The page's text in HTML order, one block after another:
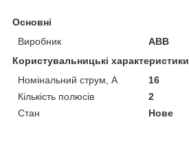
Основні
Виробник
ABB
Користувальницькі характеристики
Номінальний струм, А
16
Кількість полюсів
2
Стан
Нове